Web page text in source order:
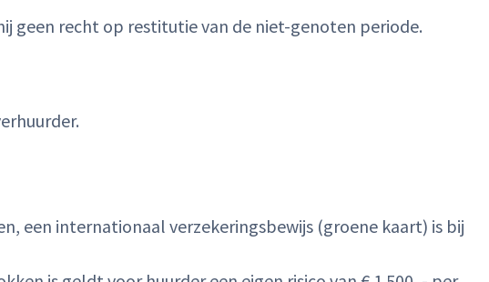
geen recht op restitutie van de niet-genoten periode.
een internationaal verzekeringsbewijs (groene kaart) is bij